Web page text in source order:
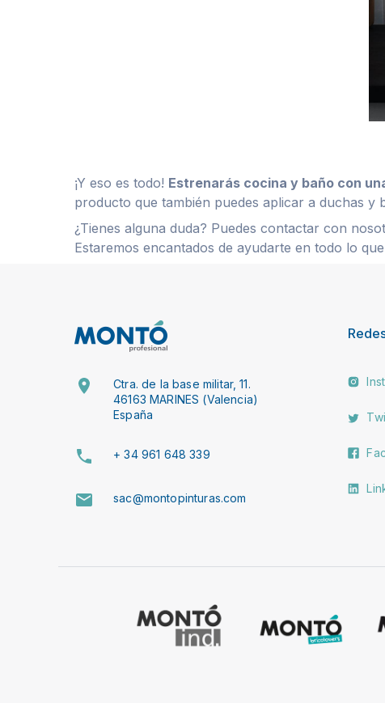
¡Y eso es todo! Estrenarás cocina y baño con
producto que también puedes aplicar a duchas y
¿Tienes alguna duda? Puedes contactar con
Estaremos encantados de ayudarte en todo lo
Ctra. de la base militar, 11.
46163 MARINES (Valencia)
España
+ 34 961 648 339
sac@montopinturas.com